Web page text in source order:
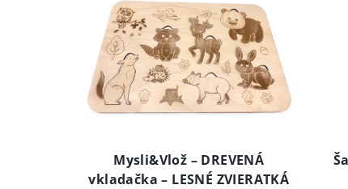
Mysli&Vlož – DREVENÁ
vkladačka – LESNÉ ZVIERATKÁ